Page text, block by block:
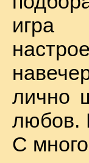
игра
лично
любов.
С